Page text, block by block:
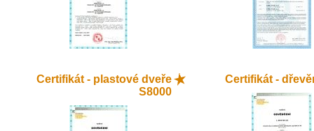
Certifikát - plastové dveře
S8000
Certifikát -